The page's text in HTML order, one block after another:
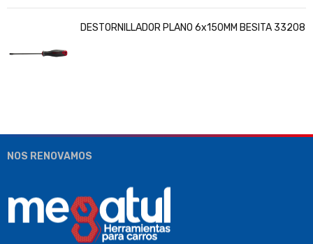
DESTORNILLADOR PLANO 6x150MM BESITA 33208
NOS RENOVAMOS